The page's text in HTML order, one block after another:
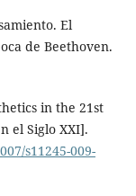
El
de Beethoven.
in the 21st
el Siglo XXI].
s11245-009-